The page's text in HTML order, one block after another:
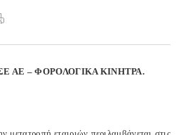
ΑΕ – ΦΟΡΟΛΟΓΙΚΑ ΚΙΝΗΤΡΑ.